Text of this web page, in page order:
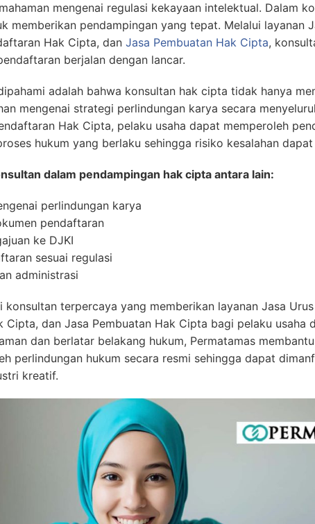
mengenai regulasi kekayaan intelektual. Dalam
memberikan pendampingan yang tepat. Melalui layanan
Hak Cipta, dan Jasa Pembuatan Hak Cipta,
berjalan dengan lancar.
adalah bahwa konsultan hak cipta tidak hanya
mengenai strategi perlindungan karya secara
Hak Cipta, pelaku usaha dapat memperoleh
hukum yang berlaku sehingga risiko kesalahan
dalam pendampingan hak cipta antara lain:
perlindungan karya
pendaftaran
ke DJKI
sesuai regulasi
administrasi
konsultan terpercaya yang memberikan layanan Jasa
Cipta, dan Jasa Pembuatan Hak Cipta bagi pelaku usaha
dan berlatar belakang hukum, Permatamas
perlindungan hukum secara resmi sehingga dapat
kreatif.